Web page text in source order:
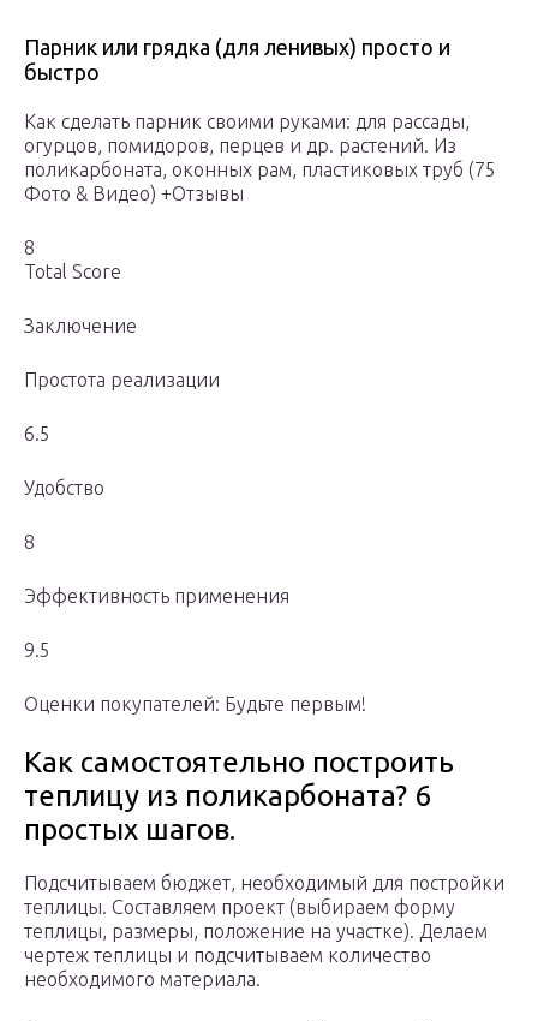
Парник или грядка (для ленивых) просто и
быстро
Как сделать парник своими руками: для рассады,
огурцов, помидоров, перцев и др. растений. Из
поликарбоната, оконных рам, пластиковых труб (75
Фото & Видео) +Отзывы
8
Total Score
Заключение
Простота реализации
6.5
Удобство
8
Эффективность применения
9.5
Оценки покупателей: Будьте первым!
Как самостоятельно построить
теплицу из поликарбоната? 6
простых шагов.
Подсчитываем бюджет, необходимый для постройки
теплицы. Составляем проект (выбираем форму
теплицы, размеры, положение на участке). Делаем
чертеж теплицы и подсчитываем количество
необходимого материала.